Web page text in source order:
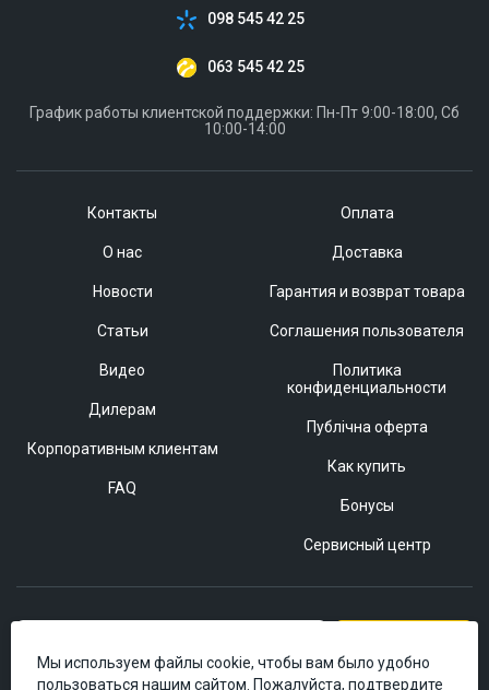
Контакты
О нас
Новости
Статьи
Видео
Дилерам
Корпоративным клиентам
FAQ
Оплата
Доставка
Гарантия и возврат товара
Соглашения пользователя
Политика
конфиденциальности
Публічна оферта
Как купить
Бонусы
Сервисный центр
098 545 42 25
063 545 42 25
График работы клиентской поддержки: Пн-Пт 9:00-18:00, Сб
10:00-14:00
Мы используем файлы cookie, чтобы вам было удобно
пользоваться нашим сайтом. Пожалуйста, подтвердите